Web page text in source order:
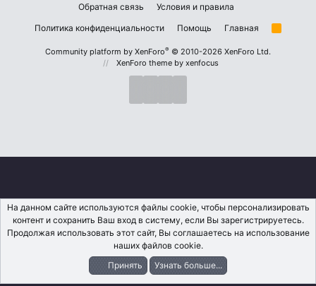
Обратная связь
Условия и правила
Политика конфиденциальности
Помощь Главная
R
Community platform by XenForo® © 2010-2026 XenForo Ltd.
XenForo theme by xenfocus
Что Нового? Вход Регистрация
На данном сайте используются файлы cookie, чтобы персонализировать
контент и сохранить Ваш вход в систему, если Вы зарегистрируетесь.
Продолжая использовать этот сайт, Вы соглашаетесь на использование
наших файлов cookie.
Принять
Узнать больше...